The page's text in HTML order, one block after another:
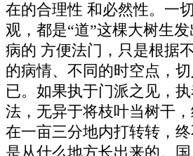
在的合理性 和必然性。一
观，都是“道”这棵大树生
病的 方便法门，只是根据
的病情、不同的时空点，
已。如果执于门派之见，
法，无异于将枝叶当树干
在一亩三分地内打转转，
是从什么地方长出来的。